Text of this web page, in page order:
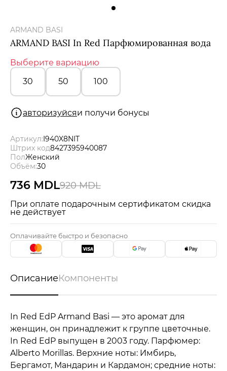
Подарочные сертификаты
Бренды
Акции
Скидки
ARMAND BASI
ARMAND BASI In Red Парфюмированная вода
Выберите вариацию
30
50 100
авторизуйсяи получи бонусы
Артикул:I940X8NIT
Штрих код8427395940087
ПолЖенский
Объём:30
736 MDL920 MDL
При оплате подарочным сертификатом скидка
не действует
Оплачивайте быстро и безопасно
ОписаниеКомпоненты
In Red EdP Armand Basi — это аромат для
женщин, он принадлежит к группе цветочные.
In Red EdP выпущен в 2003 году. Парфюмер:
Alberto Morillas. Верхние ноты: Имбирь,
Бергамот, Мандарин и Кардамон; средние ноты: